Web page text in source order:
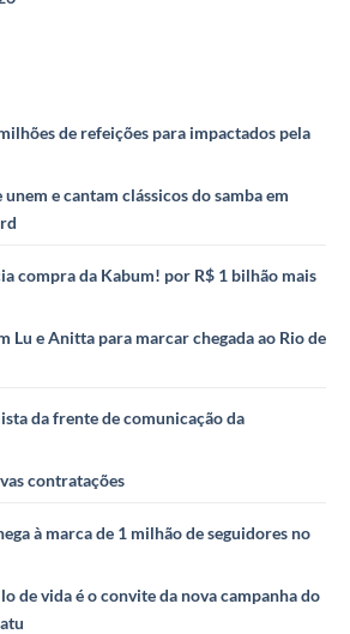
de refeições para impactados pela
e cantam clássicos do samba em
compra da Kabum! por R$ 1 bilhão mais
Lu e Anitta para marcar chegada ao Rio de
da frente de comunicação da
contratações
à marca de 1 milhão de seguidores no
de vida é o convite da nova campanha do